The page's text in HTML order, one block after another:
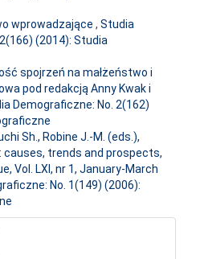
wprowadzające , Studia
(2014): Studia
spojrzeń na małżeństwo i
pod redakcją Anny Kwak i
Demograficzne: No. 2(162)
Sh., Robine J.-M. (eds.),
causes, trends and prospects,
Vol. LXI, nr 1, January-March
No. 1(149) (2006):